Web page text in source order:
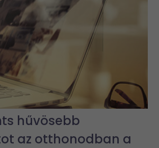
hűvösebb
az otthonodban a